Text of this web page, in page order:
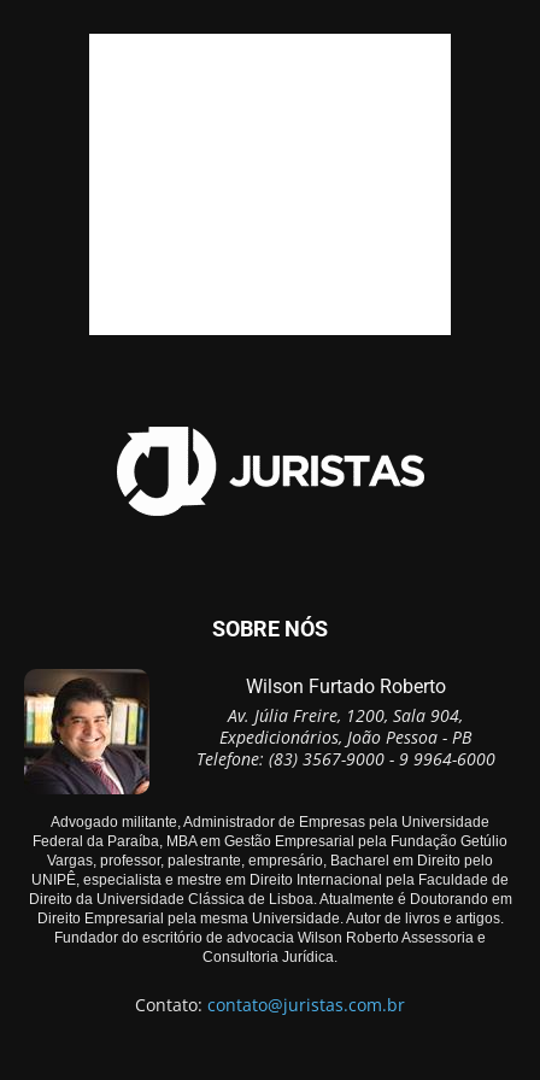
SOBRE NÓS
Wilson Furtado Roberto
Av. Júlia Freire, 1200, Sala 904,
Expedicionários, João Pessoa - PB
Telefone: (83) 3567-9000 - 9 9964-6000
Advogado militante, Administrador de Empresas pela Universidade
Federal da Paraíba, MBA em Gestão Empresarial pela Fundação Getúlio
Vargas, professor, palestrante, empresário, Bacharel em Direito pelo
UNIPÊ, especialista e mestre em Direito Internacional pela Faculdade de
Direito da Universidade Clássica de Lisboa. Atualmente é Doutorando em
Direito Empresarial pela mesma Universidade. Autor de livros e artigos.
Fundador do escritório de advocacia Wilson Roberto Assessoria e
Consultoria Jurídica.
Contato: contato@juristas.com.br